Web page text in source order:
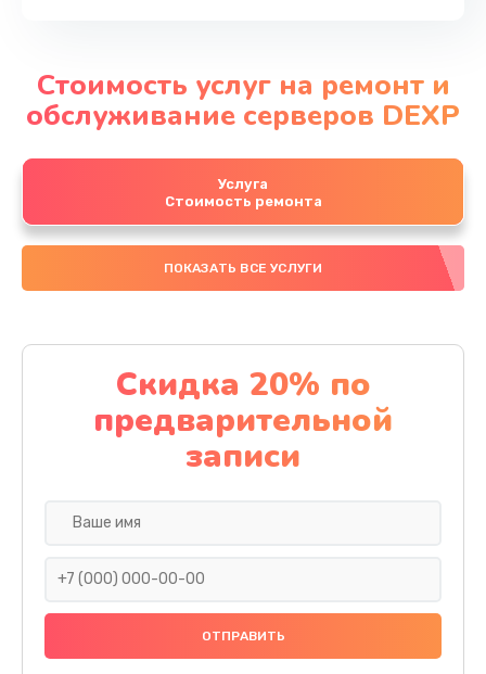
Стоимость услуг на ремонт и
обслуживание серверов DEXP
Услуга
Стоимость ремонта
ПОКАЗАТЬ ВСЕ УСЛУГИ
Скидка 20% по
предварительной
записи